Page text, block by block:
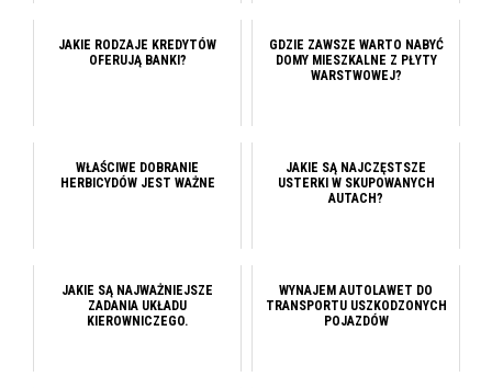
JAKIE RODZAJE KREDYTÓW
OFERUJĄ BANKI?
GDZIE ZAWSZE WARTO NABYĆ
DOMY MIESZKALNE Z PŁYTY
WARSTWOWEJ?
WŁAŚCIWE DOBRANIE
HERBICYDÓW JEST WAŻNE
JAKIE SĄ NAJCZĘSTSZE
USTERKI W SKUPOWANYCH
AUTACH?
JAKIE SĄ NAJWAŻNIEJSZE
ZADANIA UKŁADU
KIEROWNICZEGO.
WYNAJEM AUTOLAWET DO
TRANSPORTU USZKODZONYCH
POJAZDÓW